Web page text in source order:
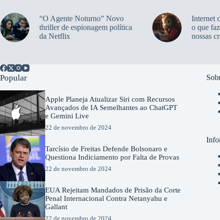
“O Agente Noturno” Novo
thriller de espionagem política
da Netflix
Internet
o que
nossas
Popular
Apple Planeja Atualizar Siri com Recursos
Avançados de IA Semelhantes ao ChatGPT
e Gemini Live
22 de novembro de 2024
Tarcísio de Freitas Defende Bolsonaro e
Questiona Indiciamento por Falta de Provas
22 de novembro de 2024
EUA Rejeitam Mandados de Prisão da Corte
Penal Internacional Contra Netanyahu e
Gallant
22 de novembro de 2024